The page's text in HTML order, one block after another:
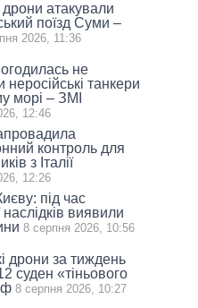
дрони атакували
поїзд Суми –
2026, 11:36
не
неросійські танкери
морі – ЗМІ
12:46
контроль для
з Італії
12:26
під час
наслідків виявили
8 серпня 2026, 10:56
дрони за тиждень
суден «тіньового
8 серпня 2026, 10:27